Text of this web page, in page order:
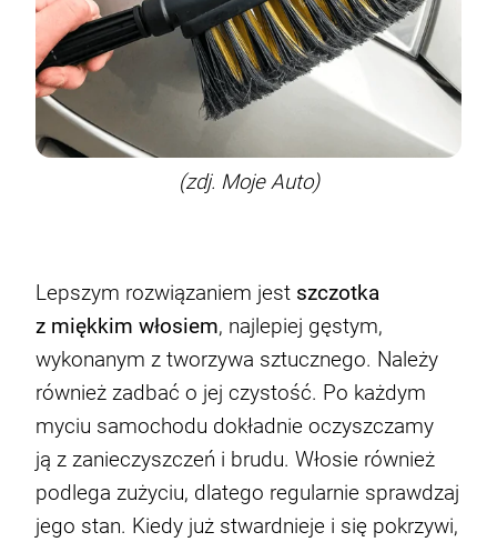
(zdj. Moje Auto)
Lepszym rozwiązaniem jest szczotka
z miękkim włosiem, najlepiej gęstym,
wykonanym z tworzywa sztucznego. Należy
również zadbać o jej czystość. Po każdym
myciu samochodu dokładnie oczyszczamy
ją z zanieczyszczeń i brudu. Włosie również
podlega zużyciu, dlatego regularnie sprawdzaj
jego stan. Kiedy już stwardnieje i się pokrzywi,